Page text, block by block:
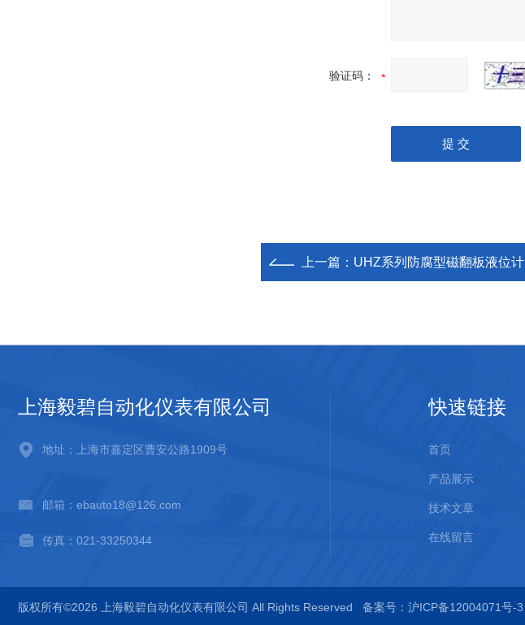
验证码：
上一篇： UHZ系列防腐型磁翻板液位计
上海毅碧自动化仪表有限公司
地址：上海市嘉定区曹安公路1909号
邮箱：ebauto18@126.com
传真：021-33250344
快速链接
首页
产品展示
技术文章
在线留言
版权所有©2026 上海毅碧自动化仪表有限公司 All Rights Reserved 备案号：沪ICP备12004071号-3